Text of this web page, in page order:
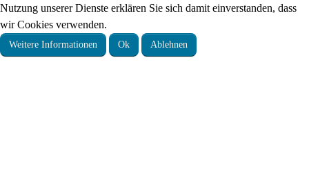
Nutzung unserer Dienste erklären Sie sich damit einverstanden, dass
wir Cookies verwenden.
Weitere Informationen Ok Ablehnen